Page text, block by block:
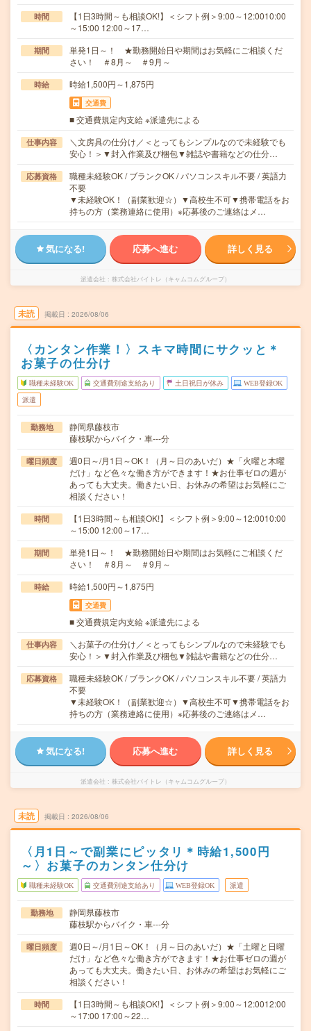
時間
【1日3時間～も相談OK!】＜シフト例＞9:00～12:0010:00
～15:00 12:00～17…
期間
単発1日～！ ★勤務開始日や期間はお気軽にご相談くだ
さい！ ＃8月～ ＃9月～
時給 時給1,500円～1,875円
交通費
■ 交通費規定内支給 ※派遣先による
仕事内容
＼文房具の仕分け／＜とってもシンプルなので未経験でも
安心！＞▼封入作業及び梱包▼雑誌や書籍などの仕分…
応募資格
職種未経験OK / ブランクOK / パソコンスキル不要 / 英語力
不要
▼未経験OK！（副業歓迎☆）▼高校生不可▼携帯電話をお
持ちの方（業務連絡に使用）※応募後のご連絡はメ…
気になる! 応募へ進む 詳しく見る
派遣会社 株式会社バイトレ（キャムコムグループ）
未読 掲載日 2026/08/06
〈カンタン作業！〉スキマ時間にサクッと＊
お菓子の仕分け
職種未経験OK 交通費別途支給あり 土日祝日が休み WEB登録OK
派遣
勤務地
静岡県藤枝市
藤枝駅からバイク・車---分
曜日頻度
週0日～/月1日～OK！（月～日のあいだ）★「火曜と木曜
だけ」など色々な働き方ができます！★お仕事ゼロの週が
あっても大丈夫。働きたい日、お休みの希望はお気軽にご
相談ください！
時間
【1日3時間～も相談OK!】＜シフト例＞9:00～12:0010:00
～15:00 12:00～17…
期間
単発1日～！ ★勤務開始日や期間はお気軽にご相談くだ
さい！ ＃8月～ ＃9月～
時給 時給1,500円～1,875円
交通費
■ 交通費規定内支給 ※派遣先による
仕事内容
＼お菓子の仕分け／＜とってもシンプルなので未経験でも
安心！＞▼封入作業及び梱包▼雑誌や書籍などの仕分…
応募資格
職種未経験OK / ブランクOK / パソコンスキル不要 / 英語力
不要
▼未経験OK！（副業歓迎☆）▼高校生不可▼携帯電話をお
持ちの方（業務連絡に使用）※応募後のご連絡はメ…
気になる! 応募へ進む 詳しく見る
派遣会社 株式会社バイトレ（キャムコムグループ）
未読 掲載日 2026/08/06
〈月1日～で副業にピッタリ＊時給1,500円
～〉お菓子のカンタン仕分け
職種未経験OK 交通費別途支給あり WEB登録OK 派遣
勤務地
静岡県藤枝市
藤枝駅からバイク・車---分
曜日頻度
週0日～/月1日～OK！（月～日のあいだ）★「土曜と日曜
だけ」など色々な働き方ができます！★お仕事ゼロの週が
あっても大丈夫。働きたい日、お休みの希望はお気軽にご
相談ください！
時間
【1日3時間～も相談OK!】＜シフト例＞9:00～12:0012:00
～17:00 17:00～22…